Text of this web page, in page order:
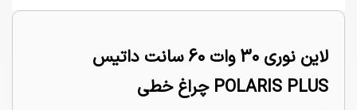
لاین نوری 30 وات 60 سانت داتیس
POLARIS PLUS چراغ خطی